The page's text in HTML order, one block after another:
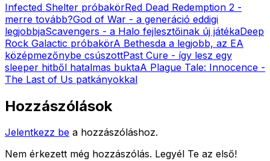
Infected Shelter próbakörRed Dead Redemption 2 -
merre tovább?God of War - a generáció eddigi
legjobbjaScavengers - a Halo fejlesztőinak új játékaDeep
Rock Galactic próbakörA Bethesda a legjobb, az EA
középmezőnybe csúszottPast Cure - így lesz egy
sleeper hitből hatalmas buktaA Plague Tale: Innocence -
The Last of Us patkányokkal
Hozzászólások
Jelentkezz be a hozzászóláshoz.
Nem érkezett még hozzászólás. Legyél Te az első!